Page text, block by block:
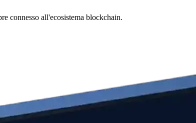
connesso all'ecosistema blockchain.